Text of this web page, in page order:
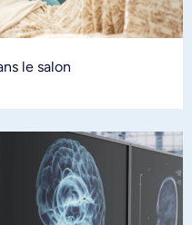
le salon